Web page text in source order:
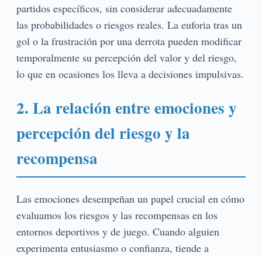
partidos específicos, sin considerar adecuadamente
las probabilidades o riesgos reales. La euforia tras un
gol o la frustración por una derrota pueden modificar
temporalmente su percepción del valor y del riesgo,
lo que en ocasiones los lleva a decisiones impulsivas.
2. La relación entre emociones y
percepción del riesgo y la
recompensa
Las emociones desempeñan un papel crucial en cómo
evaluamos los riesgos y las recompensas en los
entornos deportivos y de juego. Cuando alguien
experimenta entusiasmo o confianza, tiende a